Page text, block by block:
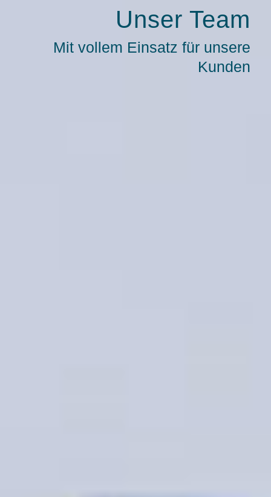
Unser Team
Mit vollem Einsatz für unsere
Kunden